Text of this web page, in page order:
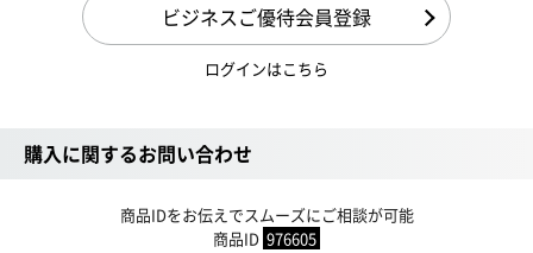
ビジネスご優待会員登録
ログインはこちら
購入に関するお問い合わせ
商品IDをお伝えでスムーズにご相談が可能
商品ID 976605